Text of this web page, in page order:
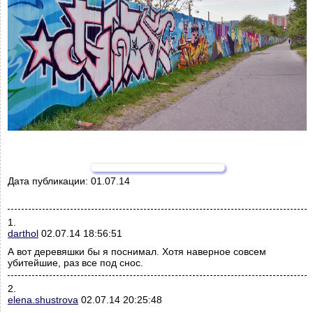
Дата публикации: 01.07.14
1.
darthol 02.07.14 18:56:51
А вот деревяшки бы я поснимал. Хотя наверное совсем
убитейшие, раз все под снос.
2.
elena.shustrova 02.07.14 20:25:48